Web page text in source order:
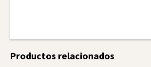
Productos relacionados